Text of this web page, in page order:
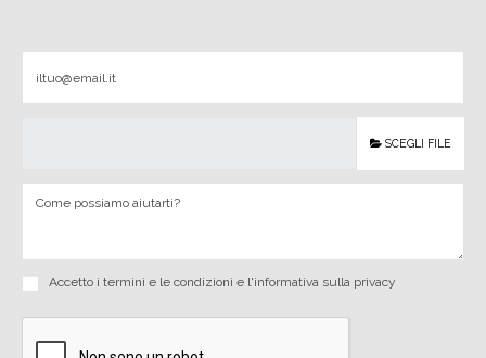
SCEGLI FILE
Accetto i termini e le condizioni e l'informativa sulla privacy